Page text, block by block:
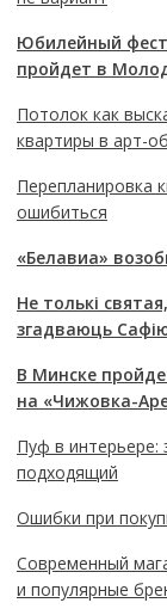
Юбилейный
пройдет в
Потолок как
квартиры в арт-
Перепланировка
ошибиться
«Белавиа»
Не толькі
згадваюць
В Минске
на «Чижовка-
Пуф в интерьере:
подходящий
Ошибки при
Современный
и популярные